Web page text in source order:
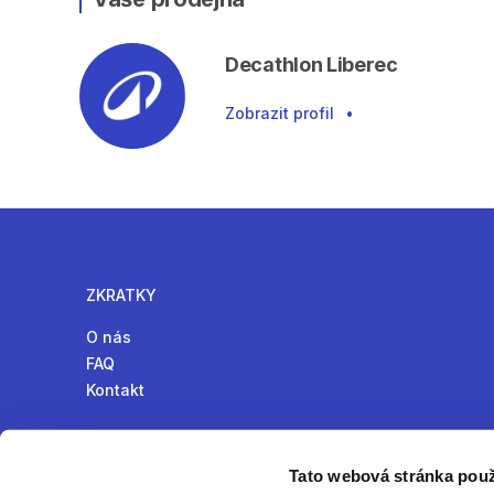
Tato webová stránka
Decathlon Liberec
Zobrazit profil •
ZKRATKY
O nás
FAQ
Kontakt